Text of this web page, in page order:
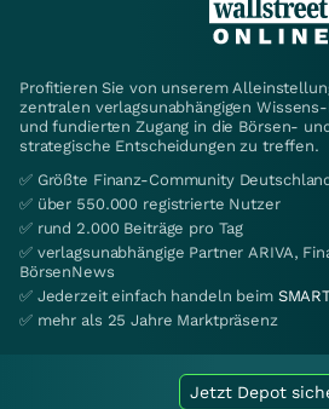
Profitieren Sie von unserem
zentralen verlagsunabhängigen
und fundierten Zugang in die Börsen-
strategische Entscheidungen zu treffen.
✅ Größte Finanz-Community
✅ über 550.000 registrierte Nutzer
✅ rund 2.000 Beiträge pro Tag
✅ verlagsunabhängige Partner ARIVA,
BörsenNews
✅ Jederzeit einfach handeln beim
✅ mehr als 25 Jahre Marktpräsenz
Jetzt Depot